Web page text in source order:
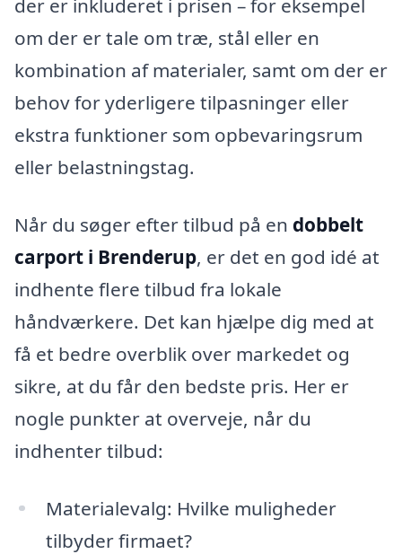
der er inkluderet i prisen – for eksempel
om der er tale om træ, stål eller en
kombination af materialer, samt om der er
behov for yderligere tilpasninger eller
ekstra funktioner som opbevaringsrum
eller belastningstag.
Når du søger efter tilbud på en dobbelt
carport i Brenderup, er det en god idé at
indhente flere tilbud fra lokale
håndværkere. Det kan hjælpe dig med at
få et bedre overblik over markedet og
sikre, at du får den bedste pris. Her er
nogle punkter at overveje, når du
indhenter tilbud:
Materialevalg: Hvilke muligheder
tilbyder firmaet?